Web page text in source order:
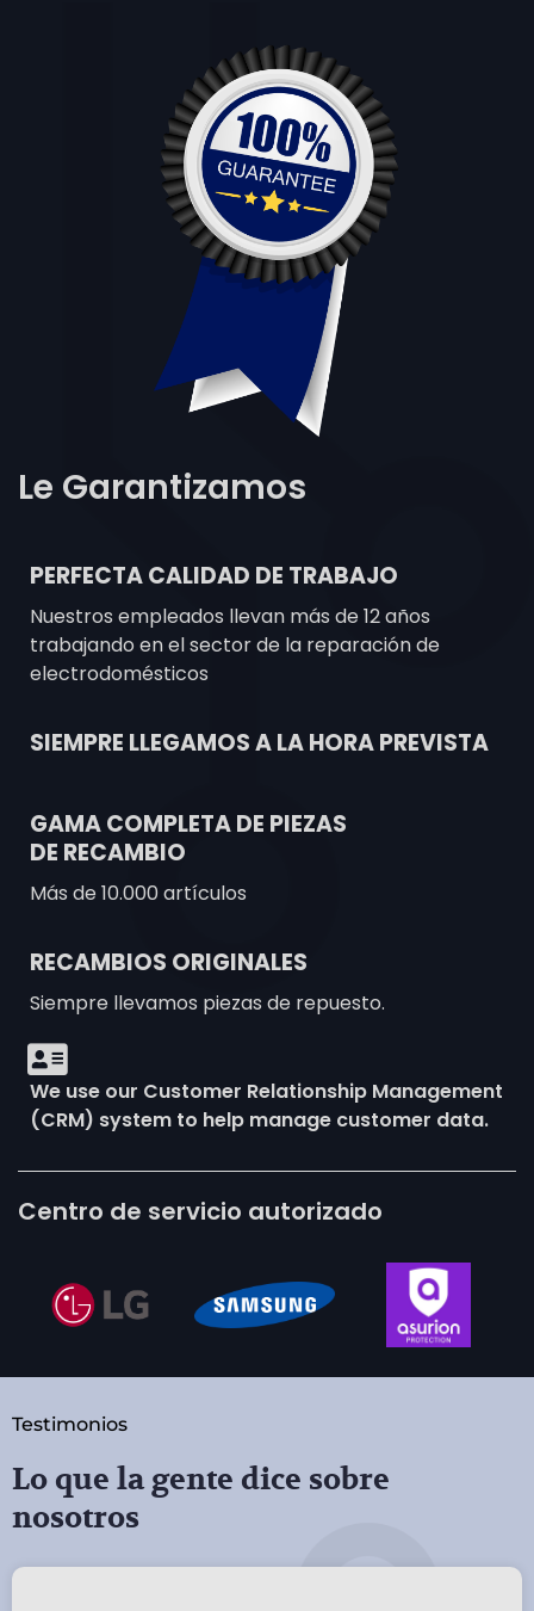
Le Garantizamos
PERFECTA CALIDAD DE TRABAJO
Nuestros empleados llevan más de 12 años
trabajando en el sector de la reparación de
electrodomésticos
SIEMPRE LLEGAMOS A LA HORA PREVISTA
GAMA COMPLETA DE PIEZAS
DE RECAMBIO
Más de 10.000 artículos
RECAMBIOS ORIGINALES
Siempre llevamos piezas de repuesto.
We use our Customer Relationship Management
(CRM) system to help manage customer data.
Centro de servicio autorizado
Testimonios
Lo que la gente dice sobre
nosotros